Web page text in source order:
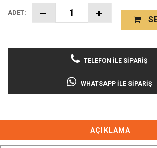
ADET:
TELEFON İLE SIPARIŞ
WHATSAPP İLE SIPARIŞ
AÇIKLAMA